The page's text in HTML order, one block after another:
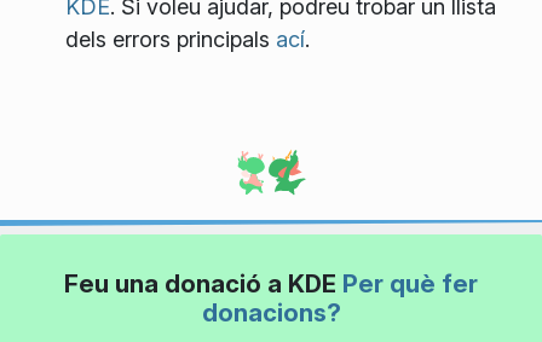
KDE. Si voleu ajudar, podreu trobar un llista
dels errors principals ací.
Feu una donació a KDE Per què fer
donacions?